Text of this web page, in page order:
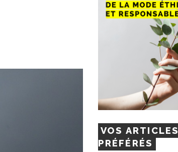
VOS ARTICLES
PRÉFÉRÉS